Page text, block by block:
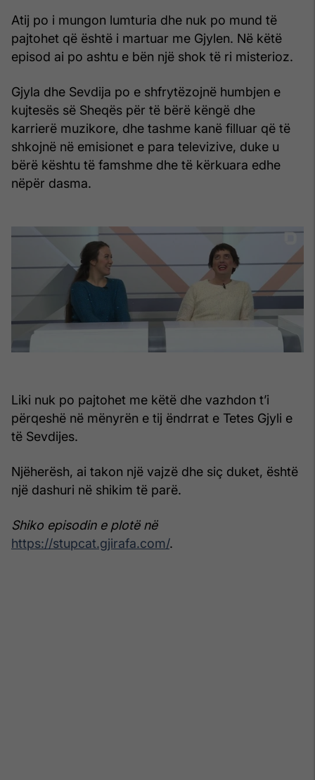
Atij po i mungon lumturia dhe nuk po mund të
pajtohet që është i martuar me Gjylen. Në këtë
episod ai po ashtu e bën një shok të ri misterioz.
Gjyla dhe Sevdija po e shfrytëzojnë humbjen e
kujtesës së Sheqës për të bërë këngë dhe
karrierë muzikore, dhe tashme kanë filluar që të
shkojnë në emisionet e para televizive, duke u
bërë kështu të famshme dhe të kërkuara edhe
nëpër dasma.
Liki nuk po pajtohet me këtë dhe vazhdon t’i
përqeshë në mënyrën e tij ëndrrat e Tetes Gjyli e
të Sevdijes.
Njëherësh, ai takon një vajzë dhe siç duket, është
një dashuri në shikim të parë.
Shiko episodin e plotë në
https://stupcat.gjirafa.com/.